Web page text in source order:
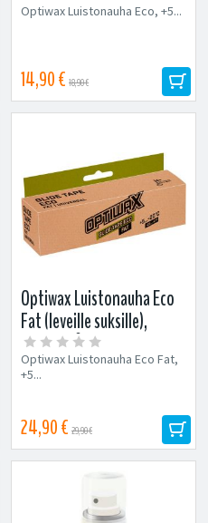
Optiwax Luistonauha Eco, +5...
14,90 € 18,90 €
Optiwax Luistonauha Eco
Fat (leveille suksille),
+5...-20°C
Optiwax Luistonauha Eco Fat,
+5...
24,90 € 29,90 €